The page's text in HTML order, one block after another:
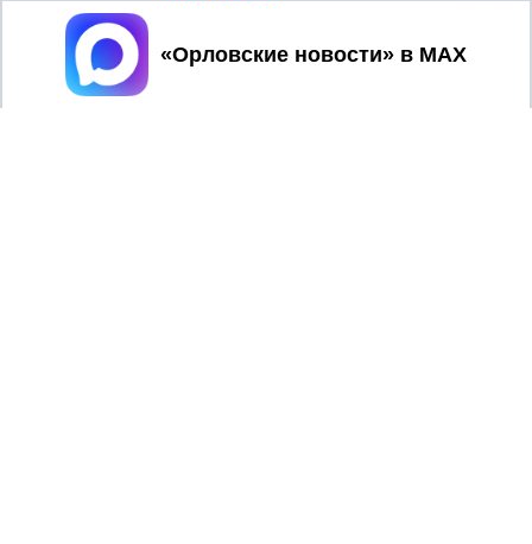
Принять